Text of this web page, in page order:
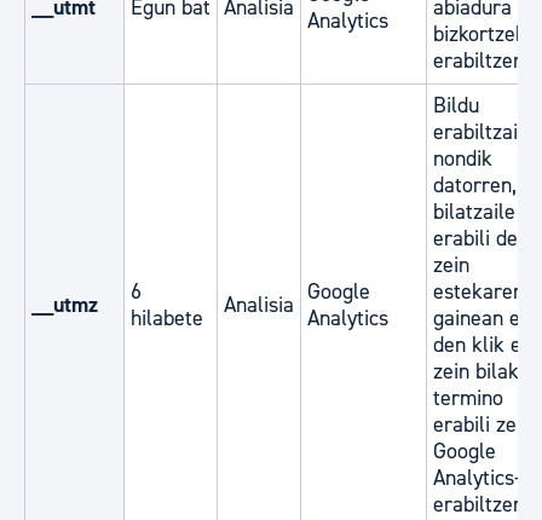
__utmt Egun bat Analisia Analytics
abiadura
bizkortzeko
erabiltzen
__utmz
6
hilabete
Analisia Google
Analytics
Bildu
nondik
datorren,
bilatzaile
erabili den,
zein
estekaren
gainean
den klik eta
zein
termino
erabili zen.
Google
Analytics-ek
erabiltzen